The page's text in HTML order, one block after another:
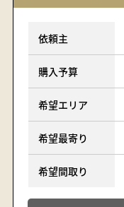
依頼主
購入予算
希望エリア
希望最寄り
希望間取り